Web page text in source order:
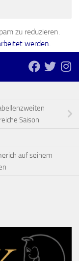
zu reduzieren.
werden.
Saison
auf seinem